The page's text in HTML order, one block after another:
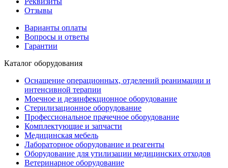
Отзывы
Варианты оплаты
Вопросы и ответы
Гарантии
Каталог оборудования
Оснащение операционных, отделений реанимации и
интенсивной терапии
Моечное и дезинфекционное оборудование
Стерилизационное оборудование
Профессиональное прачечное оборудование
Комплектующие и запчасти
Медицинская мебель
Лабораторное оборудование и реагенты
Оборудование для утилизации медицинских отходов
Ветеринарное оборудование